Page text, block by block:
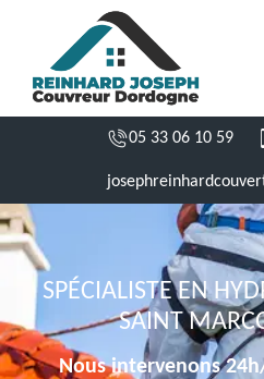
05 33 06 10 59
SPÉCIALISTE EN
SAINT
Nous intervenons